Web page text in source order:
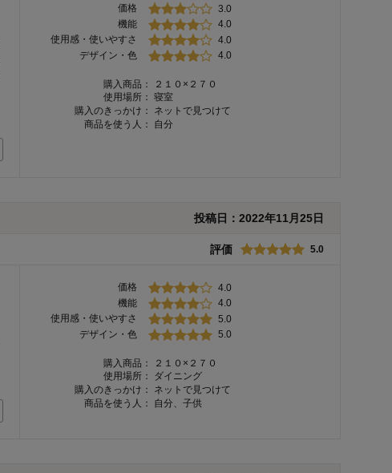
価格
3.0
機能
4.0
使用感・使いやすさ
4.0
デザイン・色
4.0
購入商品：
２１０×２７０
使用場所： 寝室
購入のきっかけ：
ネットで見つけて
商品を使う人：
自分
投稿日： 2022年11月25日
評価 5.0
価格
4.0
機能
4.0
使用感・使いやすさ
5.0
デザイン・色
5.0
購入商品：
２１０×２７０
使用場所：
ダイニング
購入のきっかけ：
ネットで見つけて
商品を使う人：
自分、子供